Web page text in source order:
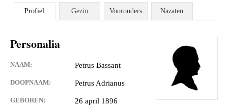
Profiel Gezin Voorouders Nazaten
Personalia
NAAM: Petrus Bassant
DOOPNAAM: Petrus Adrianus
GEBOREN:
26 april 1896